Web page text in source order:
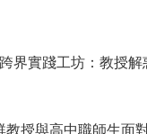
實踐工坊：教授
授與高中職師生面